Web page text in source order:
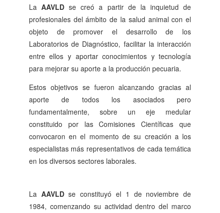
La AAVLDse creó a partir de la inquietud de
profesionales del ámbito de la salud animal con el
objeto de promover el desarrollo de los
Laboratorios de Diagnóstico, facilitar la interacción
entre ellos y aportar conocimientos y tecnología
para mejorar su aporte a la producción pecuaria.
Estos objetivos se fueron alcanzando gracias al
aporte de todos los asociados pero
fundamentalmente, sobre un eje medular
constituido por las Comisiones Científicas que
convocaron en el momento de su creación a los
especialistas más representativos de cada temática
en los diversos sectores laborales.
La AAVLDse constituyó el 1 de noviembre de
1984, comenzando su actividad dentro del marco